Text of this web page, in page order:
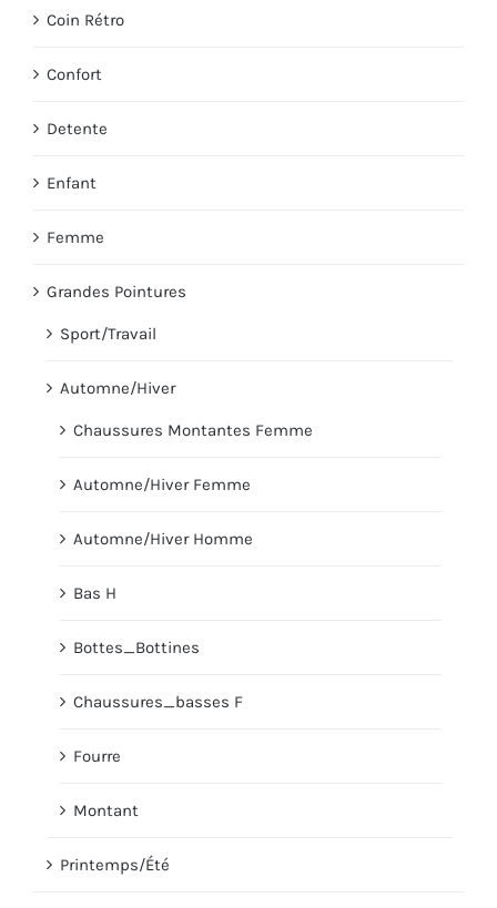
Coin Rétro
Confort
Detente
Enfant
Femme
Grandes Pointures
Sport/Travail
Automne/Hiver
Chaussures Montantes Femme
Automne/Hiver Femme
Automne/Hiver Homme
Bas H
Bottes_Bottines
Chaussures_basses F
Fourre
Montant
Printemps/Été